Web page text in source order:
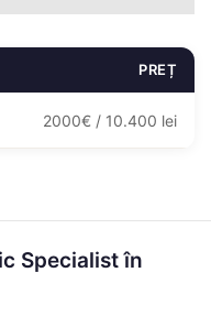
PREȚ
2000€ / 10.400 lei
Specialist în